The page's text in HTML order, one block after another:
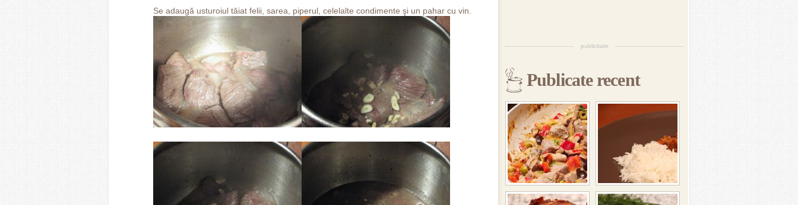
Se adaugă usturoiul tăiat felii, sarea, piperul, celelalte condimente şi un pahar cu vin.
publicitate
Publicate recent